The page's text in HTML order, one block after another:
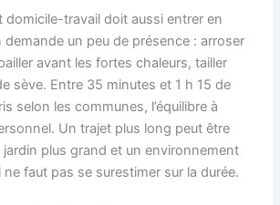
domicile-travail doit aussi entrer en
un peu de présence : arroser
avant les fortes chaleurs, tailler
sève. Entre 35 minutes et 1 h 15 de
selon les communes, l’équilibre à
Un trajet plus long peut être
plus grand et un environnement
faut pas se surestimer sur la durée.